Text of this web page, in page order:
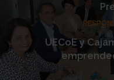
UECoE y